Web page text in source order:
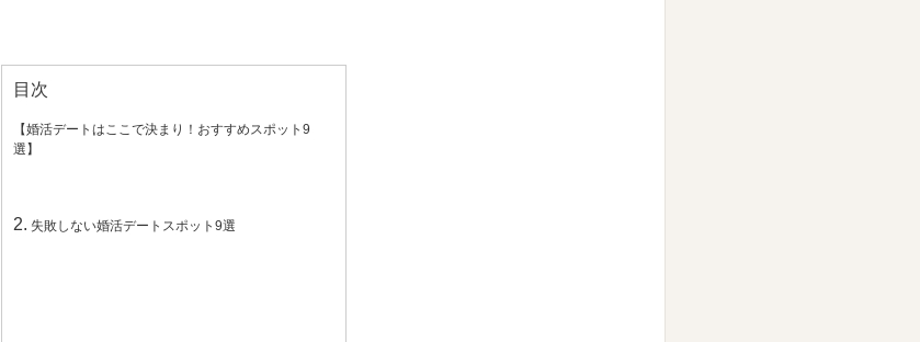
目次
【婚活デートはここで決まり！おすすめスポット9
選】
2. 失敗しない婚活デートスポット9選